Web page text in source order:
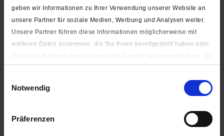
geben wir Informationen zu Ihrer Verwendung unserer Website an
unsere Partner für soziale Medien, Werbung und Analysen weiter.
Unsere Partner führen diese Informationen möglicherweise mit
weiteren Daten zusammen, die Sie ihnen bereitgestellt haben oder
die sie im Rahmen Ihrer Nutzung der Dienste gesammelt haben. Sie
oder nur notwendige (zur Nutzung der Webseite benötigten)
Notwendig
Präferenzen
Beschreibung
Farbe: siehe Auswahlfeld oben Schiene: Silber Schieber: